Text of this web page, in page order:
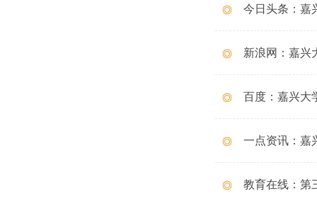
今日头条：嘉
新浪网：嘉兴
百度：嘉兴大
一点资讯：嘉
教育在线：第